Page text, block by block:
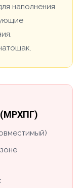
наполнения
(МРХПГ)